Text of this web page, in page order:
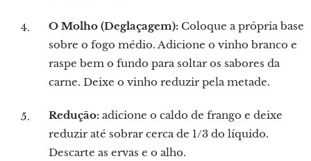
O Molho (Deglaçagem): Coloque a própria base
sobre o fogo médio. Adicione o vinho branco e
raspe bem o fundo para soltar os sabores da
carne. Deixe o vinho reduzir pela metade.
Redução: adicione o caldo de frango e deixe
reduzir até sobrar cerca de 1/3 do líquido.
Descarte as ervas e o alho.